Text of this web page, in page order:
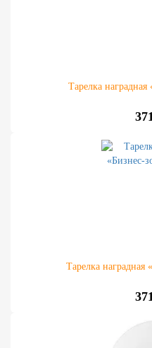
Тарелка
Тарелка наградная